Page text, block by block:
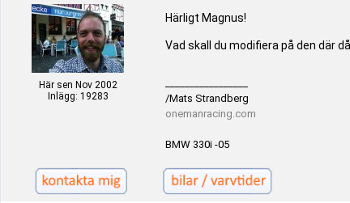
Här sen Nov 2002
Inlägg: 19283
Härligt Magnus!
Vad skall du modifiera på den där
/Mats Strandberg
onemanracing.com
BMW 330i -05